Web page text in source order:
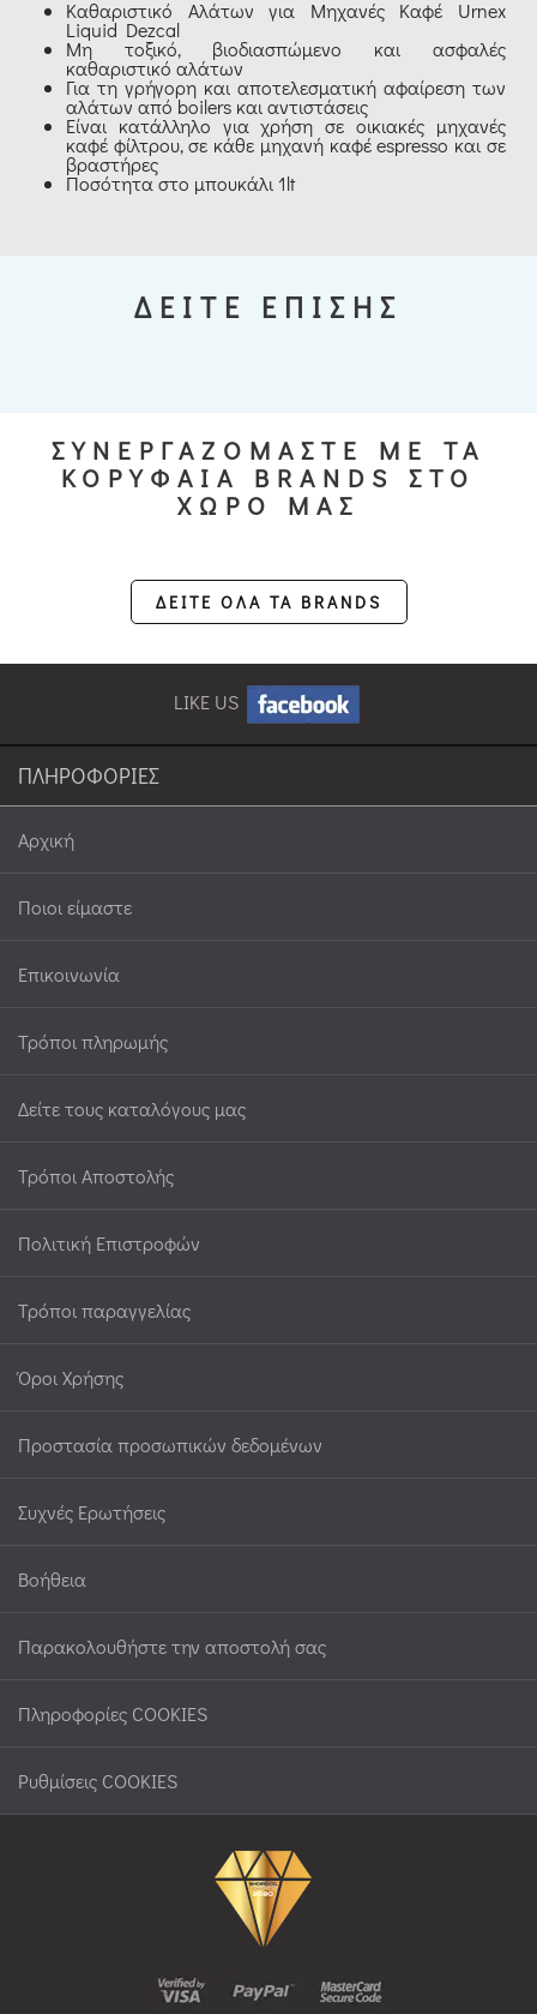
Καθαριστικό Αλάτων για Μηχανές Καφέ Urnex
Liquid Dezcal
Μη τοξικό, βιοδιασπώμενο και ασφαλές
καθαριστικό αλάτων
Για τη γρήγορη και αποτελεσματική αφαίρεση των
αλάτων από boilers και αντιστάσεις
Είναι κατάλληλο για χρήση σε οικιακές μηχανές
καφέ φίλτρου, σε κάθε μηχανή καφέ espresso και σε
βραστήρες
Ποσότητα στο μπουκάλι 1lt
ΔΕΙΤΕ ΕΠΙΣΗΣ
ΣΥΝΕΡΓΑΖΟΜΑΣΤΕ ΜΕ ΤΑ
ΚΟΡΥΦΑΙΑ BRANDS ΣΤΟ
ΧΩΡΟ ΜΑΣ
ΔΕΙΤΕ ΟΛΑ ΤΑ BRANDS
LIKE US
ΠΛΗΡΟΦΟΡΙΕΣ
Αρχική
Ποιοι είμαστε
Επικοινωνία
Τρόποι πληρωμής
Δείτε τους καταλόγους μας
Τρόποι Αποστολής
Πολιτική Επιστροφών
Τρόποι παραγγελίας
Όροι Χρήσης
Προστασία προσωπικών δεδομένων
Συχνές Ερωτήσεις
Βοήθεια
Παρακολουθήστε την αποστολή σας
Πληροφορίες COOKIES
Ρυθμίσεις COOKIES